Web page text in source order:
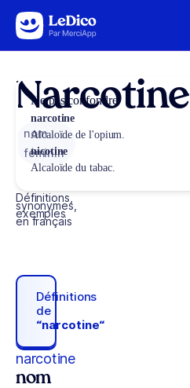
Aller au contenu
Narcotine
nom
féminin
Définitions,
synonymes,
exemples
en français
Définitions
de
“narcotine“
narcotine
nom
Ne pas confondre
narcotine
Alcaloïde de l'opium.
nicotine
Alcaloïde du tabac.